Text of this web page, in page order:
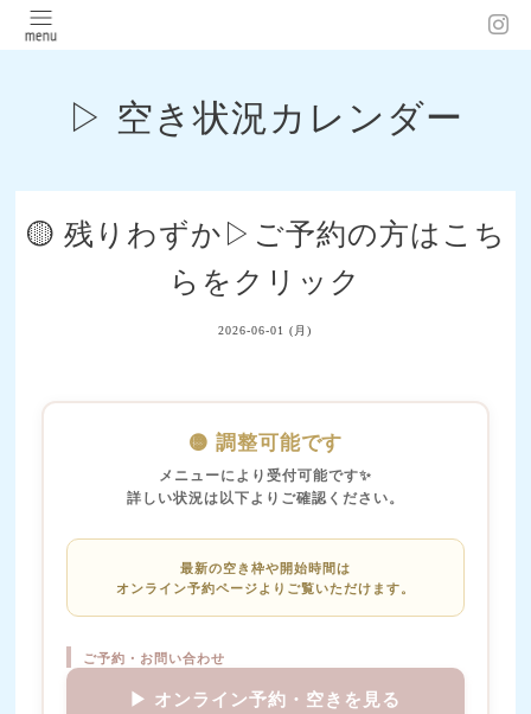
▷ 空き状況カレンダー
🟡 残りわずか▷ご予約の方はこち
らをクリック
2026-06-01 (月)
🟡 調整可能です
メニューにより受付可能です✨
詳しい状況は以下よりご確認ください。
最新の空き枠や開始時間は
オンライン予約ページよりご覧いただけます。
ご予約・お問い合わせ
▶ オンライン予約・空きを見る